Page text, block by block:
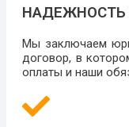
НАДЕЖНОСТЬ
Мы заключаем
договор, в
оплаты и наши